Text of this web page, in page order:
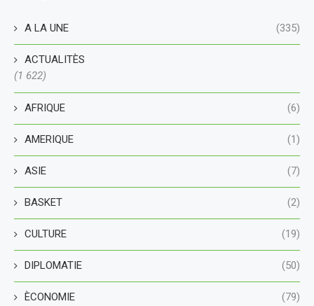
A LA UNE (335)
ACTUALITÈS
(1 622)
AFRIQUE (6)
AMERIQUE (1)
ASIE (7)
BASKET (2)
CULTURE (19)
DIPLOMATIE (50)
ÈCONOMIE (79)